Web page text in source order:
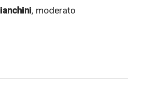
, moderato